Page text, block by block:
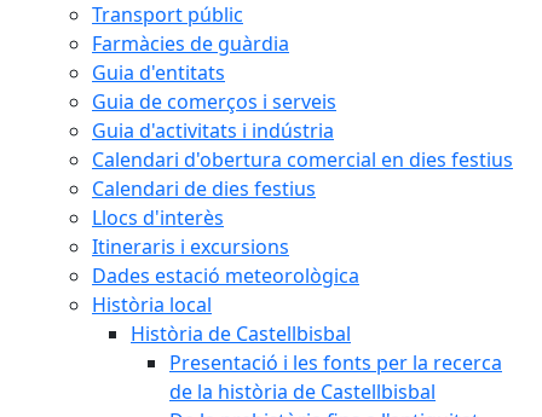
Transport públic
Farmàcies de guàrdia
Guia d'entitats
Guia de comerços i serveis
Guia d'activitats i indústria
Calendari d'obertura comercial en dies festius
Calendari de dies festius
Llocs d'interès
Itineraris i excursions
Dades estació meteorològica
Història local
Història de Castellbisbal
Presentació i les fonts per la recerca
de la història de Castellbisbal